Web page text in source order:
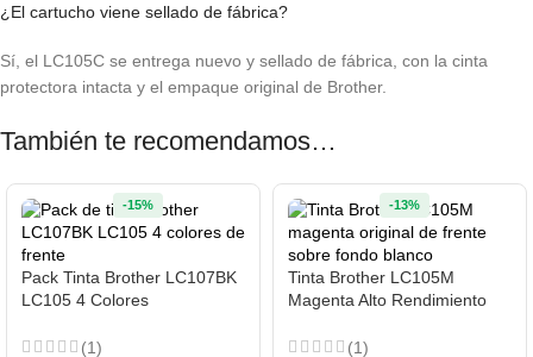
¿El cartucho viene sellado de fábrica?
Sí, el LC105C se entrega nuevo y sellado de fábrica, con la cinta
protectora intacta y el empaque original de Brother.
También te recomendamos…
Pack Tinta Brother LC107BK
LC105 4 Colores
(1)
-15%
Tinta Brother LC105M
Magenta Alto Rendimiento
(1)
-13%